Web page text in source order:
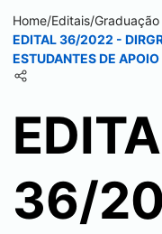
Home/Editais/
EDITAL 36/2022 -
ESTUDANTES DE
36/